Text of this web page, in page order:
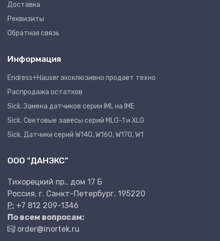
Доставка
Реквизиты
Обратная связь
Информация
Endress+Hauser эксклюзивно продает техно
Распродажа остатков
Sick. Замена датчиков серии IML на IME
Sick. Световые завесы серий MLG-1 и XLG
Sick. Датчики серий W140, W160, W170, W1
ООО "ДАНЭКС"
Тихорецкий пр., дом 17 Б
Россия, г. Санкт-Петербург, 195220
P: +7 812 209-1346
По всем вопросам:
order@inortek.ru